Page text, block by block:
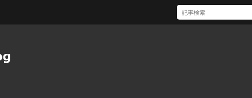
[Mac]Mac mini M1 がいい感じ